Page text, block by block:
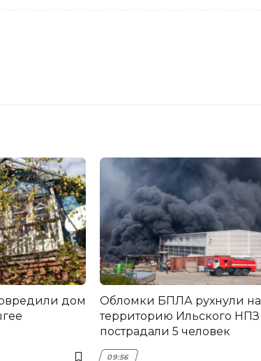
дом
Обломки БПЛА рухнули на
территорию Ильского НПЗ —
пострадали 5 человек
09:56